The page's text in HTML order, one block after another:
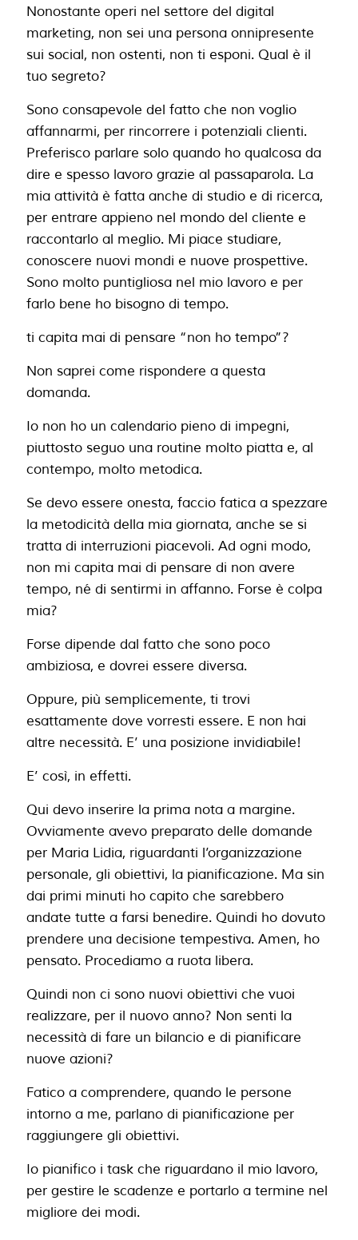
Nonostante operi nel settore del digital
marketing, non sei una persona onnipresente
sui social, non ostenti, non ti esponi. Qual è il
tuo segreto?
Sono consapevole del fatto che non voglio
affannarmi, per rincorrere i potenziali clienti.
Preferisco parlare solo quando ho qualcosa da
dire e spesso lavoro grazie al passaparola. La
mia attività è fatta anche di studio e di ricerca,
per entrare appieno nel mondo del cliente e
raccontarlo al meglio. Mi piace studiare,
conoscere nuovi mondi e nuove prospettive.
Sono molto puntigliosa nel mio lavoro e per
farlo bene ho bisogno di tempo.
ti capita mai di pensare “non ho tempo”?
Non saprei come rispondere a questa
domanda.
Io non ho un calendario pieno di impegni,
piuttosto seguo una routine molto piatta e, al
contempo, molto metodica.
Se devo essere onesta, faccio fatica a spezzare
la metodicità della mia giornata, anche se si
tratta di interruzioni piacevoli. Ad ogni modo,
non mi capita mai di pensare di non avere
tempo, né di sentirmi in affanno. Forse è colpa
mia?
Forse dipende dal fatto che sono poco
ambiziosa, e dovrei essere diversa.
Oppure, più semplicemente, ti trovi
esattamente dove vorresti essere. E non hai
altre necessità. E’ una posizione invidiabile!
E’ così, in effetti.
Qui devo inserire la prima nota a margine.
Ovviamente avevo preparato delle domande
per Maria Lidia, riguardanti l’organizzazione
personale, gli obiettivi, la pianificazione. Ma sin
dai primi minuti ho capito che sarebbero
andate tutte a farsi benedire. Quindi ho dovuto
prendere una decisione tempestiva. Amen, ho
pensato. Procediamo a ruota libera.
Quindi non ci sono nuovi obiettivi che vuoi
realizzare, per il nuovo anno? Non senti la
necessità di fare un bilancio e di pianificare
nuove azioni?
Fatico a comprendere, quando le persone
intorno a me, parlano di pianificazione per
raggiungere gli obiettivi.
Io pianifico i task che riguardano il mio lavoro,
per gestire le scadenze e portarlo a termine nel
migliore dei modi.